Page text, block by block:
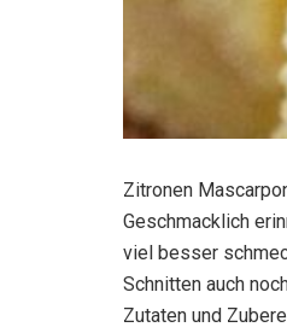
Zitronen
Geschmacklich
viel besser
Schnitten auch
Zutaten und